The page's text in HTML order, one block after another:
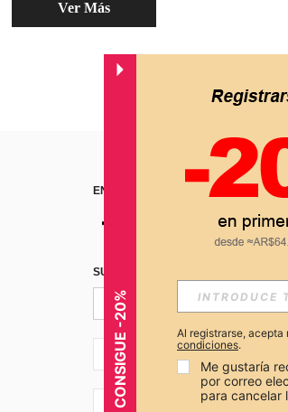
Ver Más
ENCUÉNTRANOS EN
SUSCRÍBETE PARA RECIBIR
AR + 54
AR + 54
CONSIGUE -20% Al registrarse, acepta
condiciones.
Me gustaría
por correo
para cancelar